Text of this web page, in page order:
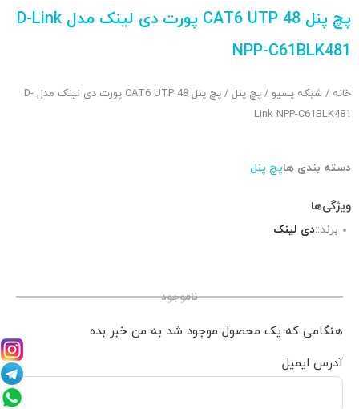
پچ پنل CAT6 UTP 48 پورت دی لینک مدل D-Link
NPP-C61BLK481
خانه / شبکه پسیو / پچ پنل
/ پچ پنل CAT6 UTP 48 پورت دی لینک مدل D-
Link NPP-C61BLK481
دسته بندی هاپچ پنل
ویژگی‌ها
برند::دی لینک
ناموجود
هنگامی که یک محصول موجود شد به من خبر بده
آدرس ایمیل